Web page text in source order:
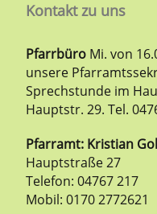
Kontakt zu uns
Pfarrbüro Mi. von
unsere
Sprechstunde im
Hauptstr. 29. Tel.
Pfarramt: Kristian
Hauptstraße 27
Telefon: 04767 217
Mobil: 0170 2772621